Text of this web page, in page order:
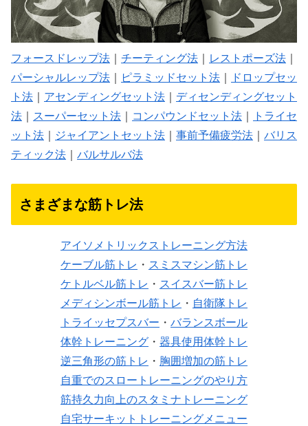
フォースドレップ法 チーティング法 レストポーズ法
パーシャルレップ法
ピラミッドセット法
ドロップセッ
ト法
アセンディングセット法
ディセンディングセット
法
スーパーセット法 コンパウンドセット法
トライセ
ット法
ジャイアントセット法 事前予備疲労法
バリス
ティック法
バルサルバ法
さまざまな筋トレ法
アイソメトリックストレーニング方法
ケーブル筋トレ ・ スミスマシン筋トレ
ケトルベル筋トレ ・ スイスバー筋トレ
メディシンボール筋トレ ・ 自衛隊トレ
トライッセプスバー ・ バランスボール
体幹トレーニング ・ 器具使用体幹トレ
逆三角形の筋トレ ・ 胸囲増加の筋トレ
自重でのスロートレーニングのやり方
筋持久力向上のスタミナトレーニング
自宅サーキットトレーニングメニュー